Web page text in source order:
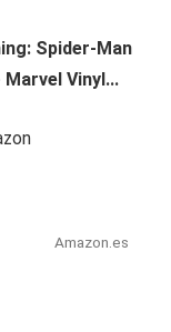
Spider-Man
Vinyl...
Amazon.es